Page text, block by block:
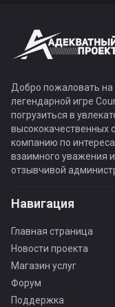
Добро пожаловать
легендарной игре
погрузиться в
высококачественных
компанию по
взаимного уважения
отзывчивой
Навигация
Главная страница
Новости проекта
Магазин услуг
Форум
Поддержка